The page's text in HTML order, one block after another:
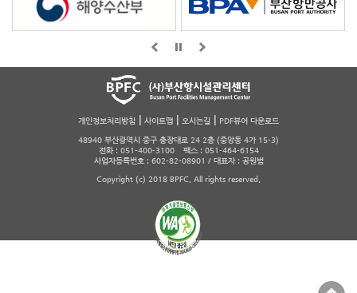
개인정보처리방침 사이트맵 오시는길 PDF뷰어 다운로드
48940 부산광역시 중구 충장대로 24 2층 (중앙동 4가 15-3)
전화 : 051-400-3100 팩스 : 051-464-6154
사업자등록번호 : 602-82-08901 / 대표자 : 공원범
Copyright (c) 2018 BPFC. All rights reserved.